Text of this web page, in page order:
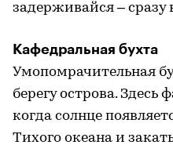
задерживайся – сразу
Кафедральная бухта
Умопомрачительная
берегу острова. Здесь
когда солнце
Тихого океана и